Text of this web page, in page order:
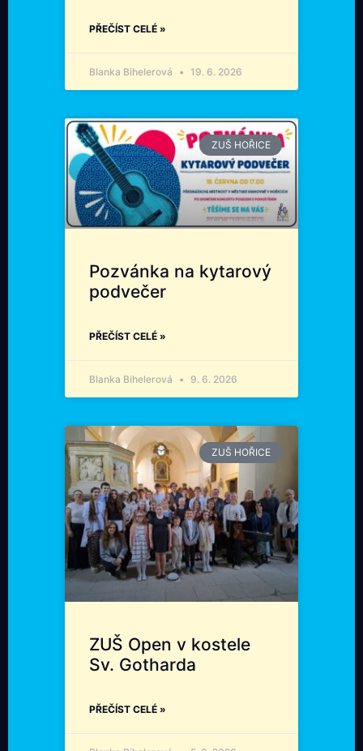
PŘEČÍST CELÉ »
Blanka Bihelerová 19. 6. 2026
ZUŠ HOŘICE
Pozvánka na kytarový
podvečer
PŘEČÍST CELÉ »
Blanka Bihelerová 9. 6. 2026
ZUŠ HOŘICE
ZUŠ Open v kostele
Sv. Gotharda
PŘEČÍST CELÉ »